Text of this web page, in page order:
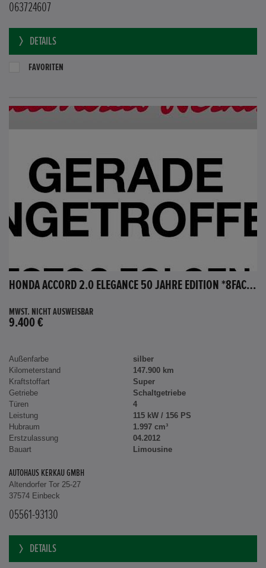
063724607
DETAILS
FAVORITEN
HONDA ACCORD 2.0 ELEGANCE 50 JAHRE EDITION *8FACH BEREIFT*
MWST. NICHT AUSWEISBAR
9.400 €
Außenfarbe
silber
Kilometerstand
147.900 km
Kraftstoffart
Super
Getriebe
Schaltgetriebe
Türen
4
Leistung
115 kW / 156 PS
Hubraum
1.997 cm³
Erstzulassung
04.2012
Bauart
Limousine
AUTOHAUS KERKAU GMBH
Altendorfer Tor 25-27
37574 Einbeck
05561-93130
DETAILS